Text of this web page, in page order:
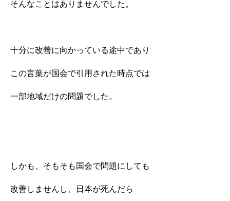
そんなことはありませんでした。
十分に改善に向かっている途中であり
この言葉が国会で引用された時点では
一部地域だけの問題でした。
しかも、そもそも国会で問題にしても
改善しませんし、日本が死んだら